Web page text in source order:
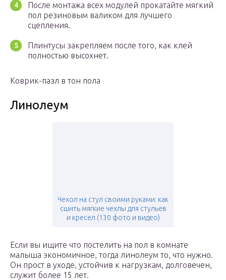
После монтажа всех модулей прокатайте мягкий
пол резиновым валиком для лучшего
сцепления.
Плинтусы закрепляем после того, как клей
полностью высохнет.
Коврик-пазл в тон пола
Линолеум
Чехол на стул своими руками: как
сшить мягкие чехлы для стульев
и кресел (130 фото и видео)
Если вы ищите что постелить на пол в комнате
малыша экономичное, тогда линолеум то, что нужно.
Он прост в уходе, устойчив к нагрузкам, долговечен,
служит более 15 лет.